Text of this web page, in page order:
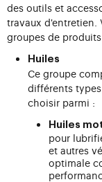
des outils et
travaux d'entretien.
groupes de
Huiles
Ce groupe
différents
choisir parmi :
Huiles
pour
et autres
optimale